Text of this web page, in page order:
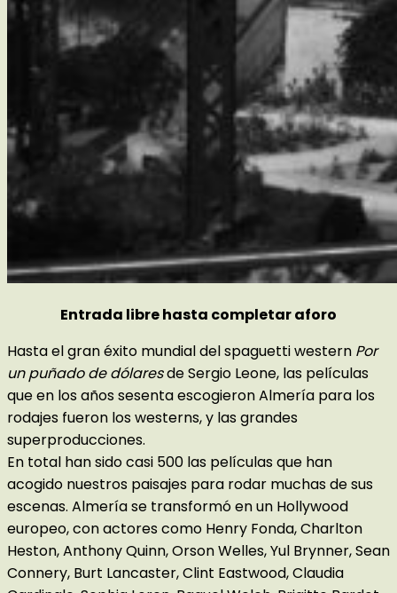
Entrada libre hasta completar aforo
Hasta el gran éxito mundial del spaguetti western Por
un puñado de dólaresde Sergio Leone, las películas
que en los años sesenta escogieron Almería para los
rodajes fueron los westerns, y las grandes
superproducciones.
En total han sido casi 500 las películas que han
acogido nuestros paisajes para rodar muchas de sus
escenas. Almería se transformó en un Hollywood
europeo, con actores como Henry Fonda, Charlton
Heston, Anthony Quinn, Orson Welles, Yul Brynner, Sean
Connery, Burt Lancaster, Clint Eastwood, Claudia